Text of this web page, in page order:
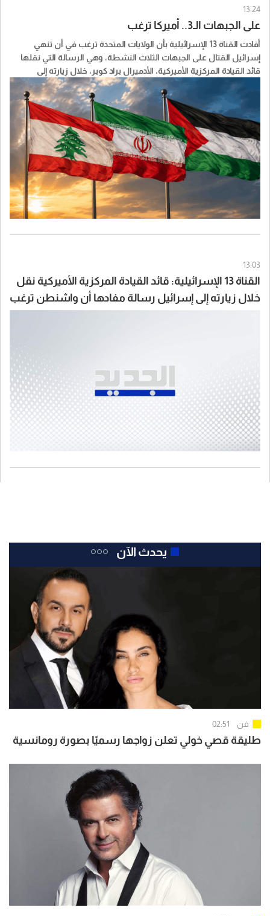
13:24
على الجبهات الـ3.. أميركا ترغب
أفادت القناة 13 الإسرائيلية بأن الولايات المتحدة ترغب في أن تنهي
إسرائيل القتال على الجبهات الثلاث النشطة، وهي الرسالة التي نقلها
قائد القيادة المركزية الأميركية، الأدميرال براد كوبر، خلال زيارته إلى
إسرائيل في عطلة نهاية الأسبوع.
وبحسب القناة، أبلغ الجيش الإسرائيلي الجانب الأميركي بأنه يحتفظ بخيار
التدخل في إيران إذا أظهرت المعلومات الاستخباراتية أن طهران تواصل
مساعيها لامتلاك أسلحة نووية وإعادة تأهيل منظومتها للصواريخ
الباليستية.
أما في لبنان، فيطالب الأميركيون الجيش الإسرائيلي بالانسحاب من نقاط
إضافية في المنطقة الأمنية جنوب البلاد، فيما يطالبون في غزة بإحراز
تقدم ودخول القوة متعددة الجنسيات، التي تضم حاليًا مئات الجنود من
المغرب وأوغندا.
الثلاث.
13:03
القناة 13 الإسرائيلية: قائد القيادة المركزية الأميركية نقل
خلال زيارته إلى إسرائيل رسالة مفادها أن واشنطن ترغب
يحدث الآن
فن 02:51
طليقة قصي خولي تعلن زواجها رسميًا بصورة رومانسية